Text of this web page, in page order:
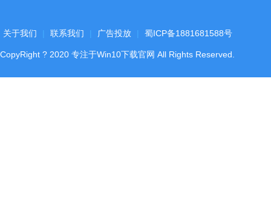
关于我们 联系我们 广告投放 蜀ICP备1881681588号
CopyRight ? 2020 专注于Win10下载官网 All Rights Reserved.